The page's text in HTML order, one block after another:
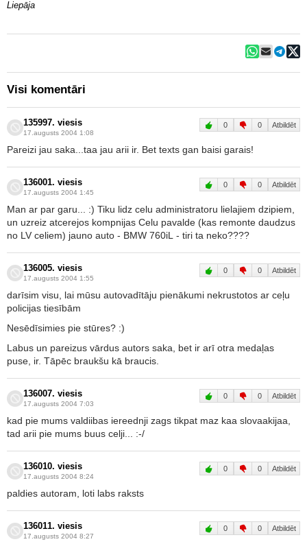
Liepāja
Visi komentāri
135997. viesis
17.augusts 2004 1:08
0 0 Atbildēt
Pareizi jau saka...taa jau arii ir. Bet texts gan baisi garais!
136001. viesis
17.augusts 2004 1:45
0 0 Atbildēt
Man ar par garu... :) Tiku lidz celu administratoru lielajiem dzipiem,
un uzreiz atcerejos kompnijas Celu pavalde (kas remonte daudzus
no LV celiem) jauno auto - BMW 760iL - tiri ta neko????
136005. viesis
17.augusts 2004 1:55
0 0 Atbildēt
darīsim visu, lai mūsu autovadītāju pienākumi nekrustotos ar ceļu
policijas tiesībām
Nesēdīsimies pie stūres? :)
Labus un pareizus vārdus autors saka, bet ir arī otra medaļas
puse, ir. Tāpēc braukšu kā braucis.
136007. viesis
17.augusts 2004 7:03
0 0 Atbildēt
kad pie mums valdiibas iereednji zags tikpat maz kaa slovaakijaa,
tad arii pie mums buus celji... :-/
136010. viesis
17.augusts 2004 8:24
0 0 Atbildēt
paldies autoram, loti labs raksts
136011. viesis
17.augusts 2004 8:27
0 0 Atbildēt